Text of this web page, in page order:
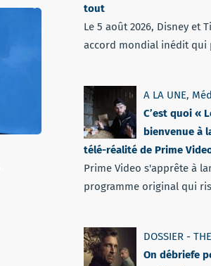
tout
Le 5 août 2026, Disney et
accord mondial inédit qui
A LA UNE,
C’est quoi «
bienvenue à
télé-réalité de Prime
Prime Video s'apprête à
programme original qui
DOSSIER -
On débriefe